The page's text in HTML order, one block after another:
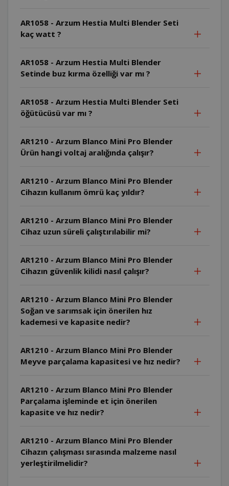
AR1058 - Arzum Hestia Multi Blender Seti
kaç watt ?
AR1058 - Arzum Hestia Multi Blender
Setinde buz kırma özelliği var mı ?
AR1058 - Arzum Hestia Multi Blender Seti
öğütücüsü var mı ?
AR1210 - Arzum Blanco Mini Pro Blender
Ürün hangi voltaj aralığında çalışır?
AR1210 - Arzum Blanco Mini Pro Blender
Cihazın kullanım ömrü kaç yıldır?
AR1210 - Arzum Blanco Mini Pro Blender
Cihaz uzun süreli çalıştırılabilir mi?
AR1210 - Arzum Blanco Mini Pro Blender
Cihazın güvenlik kilidi nasıl çalışır?
AR1210 - Arzum Blanco Mini Pro Blender
Soğan ve sarımsak için önerilen hız
kademesi ve kapasite nedir?
AR1210 - Arzum Blanco Mini Pro Blender
Meyve parçalama kapasitesi ve hız nedir?
AR1210 - Arzum Blanco Mini Pro Blender
Parçalama işleminde et için önerilen
kapasite ve hız nedir?
AR1210 - Arzum Blanco Mini Pro Blender
Cihazın çalışması sırasında malzeme nasıl
yerleştirilmelidir?